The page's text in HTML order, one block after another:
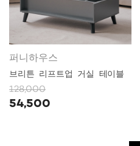
퍼니하우스
브리튼 리프트업 거실 테이블
128,000
54,500